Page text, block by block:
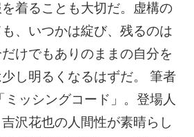
着ることも大切だ。虚構の
、いつかは綻び、残るのは
けでもありのままの自分を
し明るくなるはずだ。 筆者
ッシングコード」。登場人
沢花也の人間性が素晴らし